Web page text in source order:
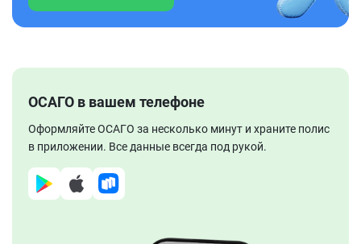
ОСАГО в вашем телефоне
Оформляйте ОСАГО за несколько минут и храните полис
в приложении. Все данные всегда под рукой.